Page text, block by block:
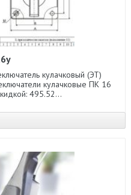
кулачковый (ЭТ)
кулачковые ПК 16
495.52...